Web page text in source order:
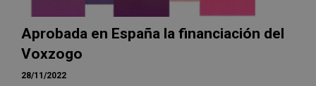
Aprobada en España la financiación del
Voxzogo
28/11/2022